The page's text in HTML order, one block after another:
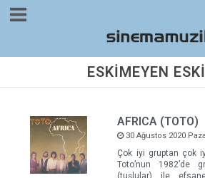
ESKİMEYEN
AFRICA (TOTO)
30 Ağustos 2020
Çok iyi gruptan çok
Toto’nun 1982’de
(tuşlular) ile